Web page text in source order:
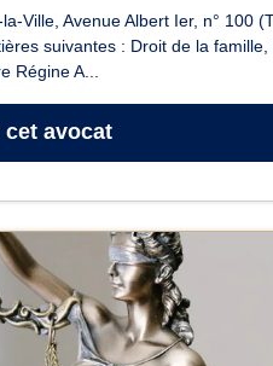
Ville, Avenue Albert Ier, n° 100
suivantes : Droit de la
Régine A...
cet avocat